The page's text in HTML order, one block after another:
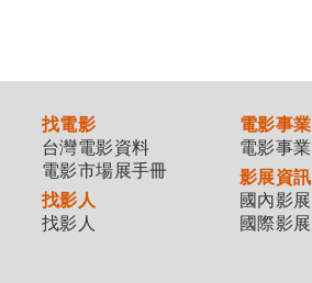
找電影
台灣電影資料
電影市場展手冊
找影人
找影人
電影事業
電影事業
影展資訊
國內影展
國際影展